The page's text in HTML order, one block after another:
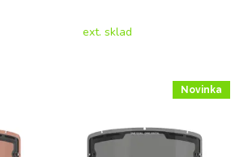
ext. sklad
Novinka